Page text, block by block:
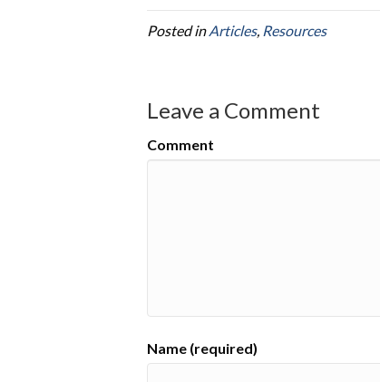
Posted inArticles, Resources
Leave a Comment
Comment
Name (required)